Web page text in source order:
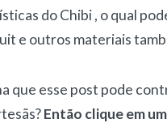
do Chibi , o qual
e outros materiais
que esse post pode
Então clique em